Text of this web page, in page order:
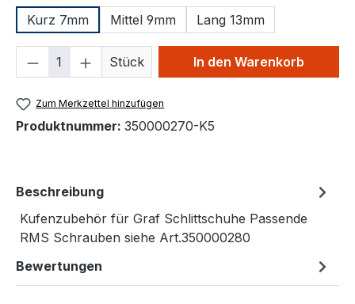
Kurz 7mm
Mittel 9mm Lang 13mm
Produkt Anzahl: Gib den
Stück In den Warenkorb
Zum Merkzettel hinzufügen
Produktnummer: 350000270-K5
Beschreibung
Kufenzubehör für Graf Schlittschuhe Passende
RMS Schrauben siehe Art.350000280
Bewertungen